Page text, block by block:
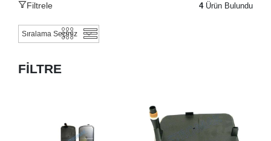
Filtrele 4Ürün Bulundu
FİLTRE